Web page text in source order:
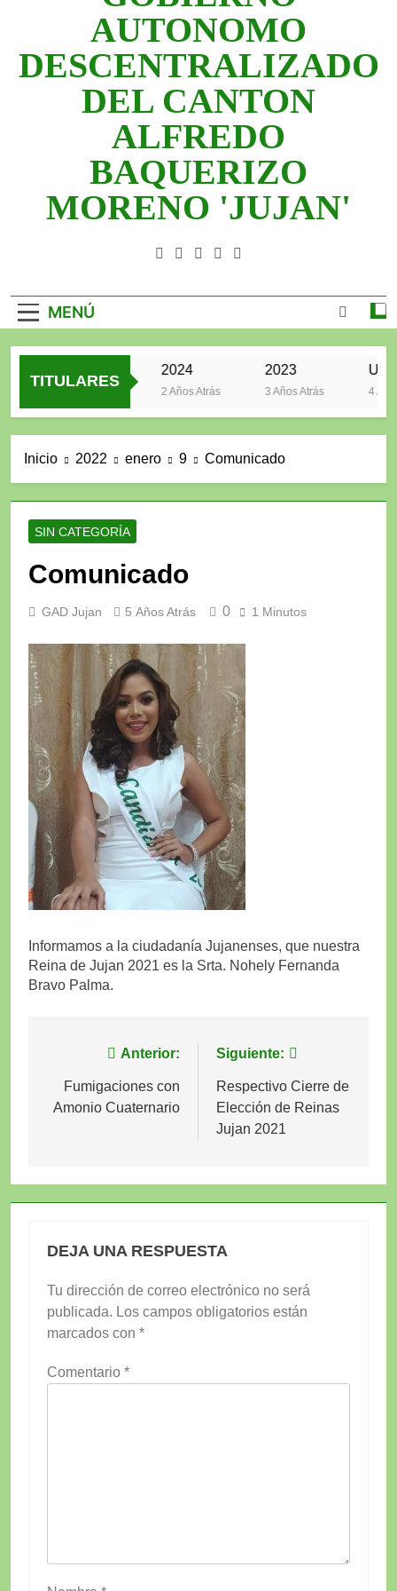
2025
2024
QUERIDO JUJAN
AUTONOMO
DESCENTRALIZADO
DEL CANTON
ALFREDO
BAQUERIZO
MORENO 'JUJAN'
MENÚ
TITULARES
2024
2 Años Atrás
2023
3 Años Atrás 4 Años
Inicio 2022 enero 9 Comunicado
SIN CATEGORÍA
Comunicado
GAD Jujan 5 Años Atrás 0 1 Minutos
Informamos a la ciudadanía Jujanenses, que nuestra
Reina de Jujan 2021 es la Srta. Nohely Fernanda
Bravo Palma.
Navegación
de
Anterior:
Fumigaciones con
Amonio Cuaternario
Siguiente:
Respectivo Cierre de
Elección de Reinas
Jujan 2021
DEJA UNA RESPUESTA
Tu dirección de correo electrónico no será
publicada. Los campos obligatorios están
marcados con *
Comentario *